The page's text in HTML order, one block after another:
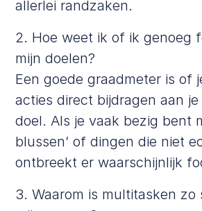
allerlei randzaken.
2. Hoe weet ik of ik genoeg
mijn doelen?
Een goede graadmeter is of
acties direct bijdragen aan
doel. Als je vaak bezig bent
blussen’ of dingen die niet
ontbreekt er waarschijnlijk
3. Waarom is multitasken zo